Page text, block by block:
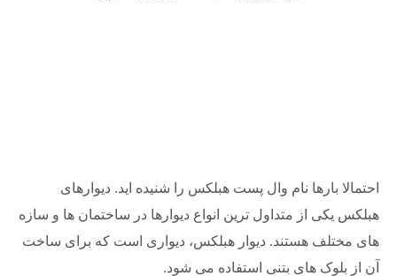
احتمالا بارها نام وال پست هبلکس را شنیده اید. دیوارهای
هبلکس یکی از متداول ترین انواع دیوارها در ساختمان ها و سازه
های مختلف هستند. دیوار هبلکس، دیواری است که برای ساخت
آن از بلوک های بتنی استفاده می شود.